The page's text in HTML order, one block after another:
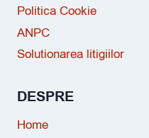
Politica Cookie
ANPC
Solutionarea litigiilor
DESPRE
Home